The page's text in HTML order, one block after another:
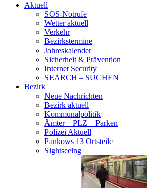
Aktuell
SOS-Notrufe
Wetter aktuell
Verkehr
Bezirkstermine
Jahreskalender
Sicherheit & Prävention
Internet Security
SEARCH – SUCHEN
Bezirk
Neue Nachrichten
Bezirk aktuell
Kommunalpolitik
Ämter – PLZ – Parken
Polizei Aktuell
Pankows 13 Ortsteile
Sightseeing